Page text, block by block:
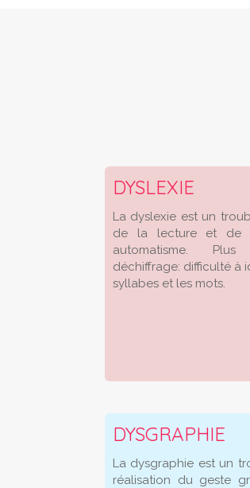
DYSLEXIE
La dyslexie est un
de la lecture et de
automatisme.
déchiffrage: difficulté à
syllabes et les mots.
DYSGRAPHIE
La dysgraphie est un
réalisation du geste